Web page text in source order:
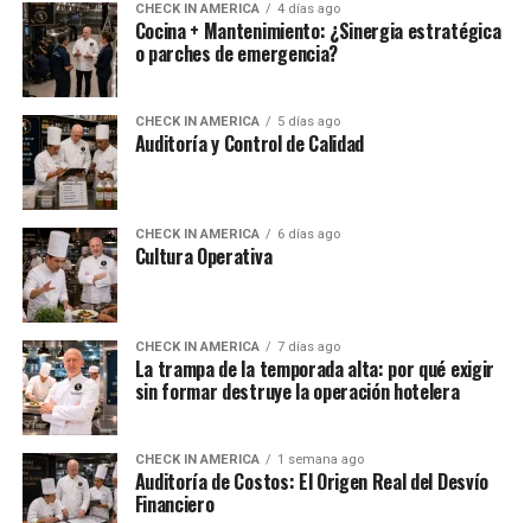
CHECK IN AMERICA 4 días ago
Cocina + Mantenimiento: ¿Sinergia estratégica
o parches de emergencia?
CHECK IN AMERICA 5 días ago
Auditoría y Control de Calidad
CHECK IN AMERICA 6 días ago
Cultura Operativa
CHECK IN AMERICA 7 días ago
La trampa de la temporada alta: por qué exigir
sin formar destruye la operación hotelera
CHECK IN AMERICA 1 semana ago
Auditoría de Costos: El Origen Real del Desvío
Financiero